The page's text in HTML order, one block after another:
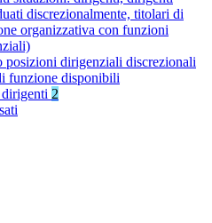
discrezionalmente, titolari di
organizzativa con funzioni
posizioni dirigenziali discrezionali
funzione disponibili
2